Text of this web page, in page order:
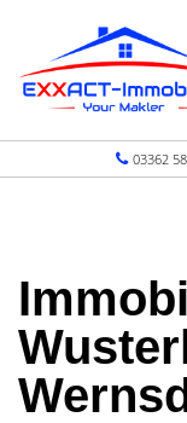
03362